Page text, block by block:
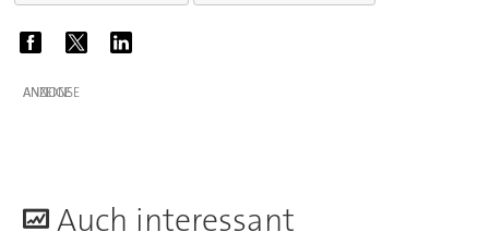
ANZEIGE
Auch interessant